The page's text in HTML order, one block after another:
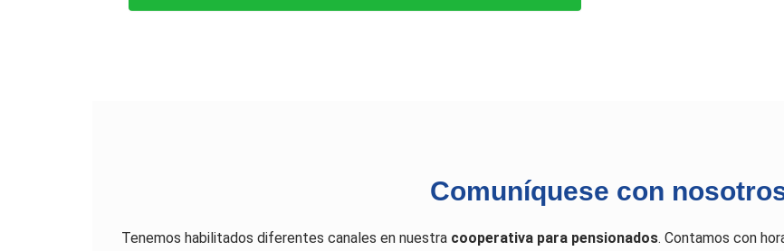
Comuníquese con
Tenemos habilitados diferentes canales en nuestra cooperativa para pensionados. Contamos con